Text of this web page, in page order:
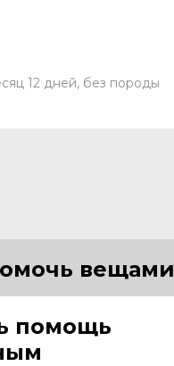
12 дней, без породы
помощь
вещами